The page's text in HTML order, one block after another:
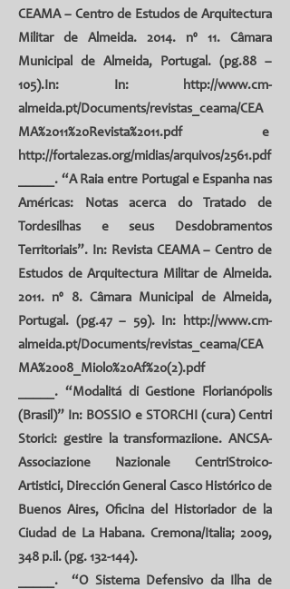
CEAMA – Centro de Estudos de Arquitectura
Militar de Almeida. 2014. nº 11. Câmara
Municipal de Almeida, Portugal. (pg.88 –
105).In: In: http://www.cm-
almeida.pt/Documents/revistas_ceama/CEA
MA%2011%20Revista%2011.pdfe
http://fortalezas.org/midias/arquivos/2561.pdf
_____. “A Raia entre Portugal e Espanha nas
Américas: Notas acerca do Tratado de
Tordesilhas e seus Desdobramentos
Territoriais”. In: Revista CEAMA – Centro de
Estudos de Arquitectura Militar de Almeida.
2011. nº 8. Câmara Municipal de Almeida,
Portugal. (pg.47 – 59). In: http://www.cm-
almeida.pt/Documents/revistas_ceama/CEA
MA%2008_Miolo%20Af%20(2).pdf
_____. “Modalitá di Gestione Florianópolis
(Brasil)” In: BOSSIO e STORCHI (cura) Centri
Storici: gestire la transformaziione. ANCSA-
Associazione Nazionale CentriStroico-
Artistici, Dirección General Casco Histórico de
Buenos Aires, Oficina del Historiador de la
Ciudad de La Habana. Cremona/Italia; 2009,
348 p.il. (pg. 132-144).
_____. “O Sistema Defensivo da Ilha de